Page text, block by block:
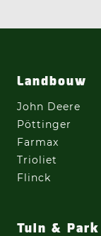
Landbouw
John Deere
Pöttinger
Farmax
Trioliet
Flinck
Tuin & Park